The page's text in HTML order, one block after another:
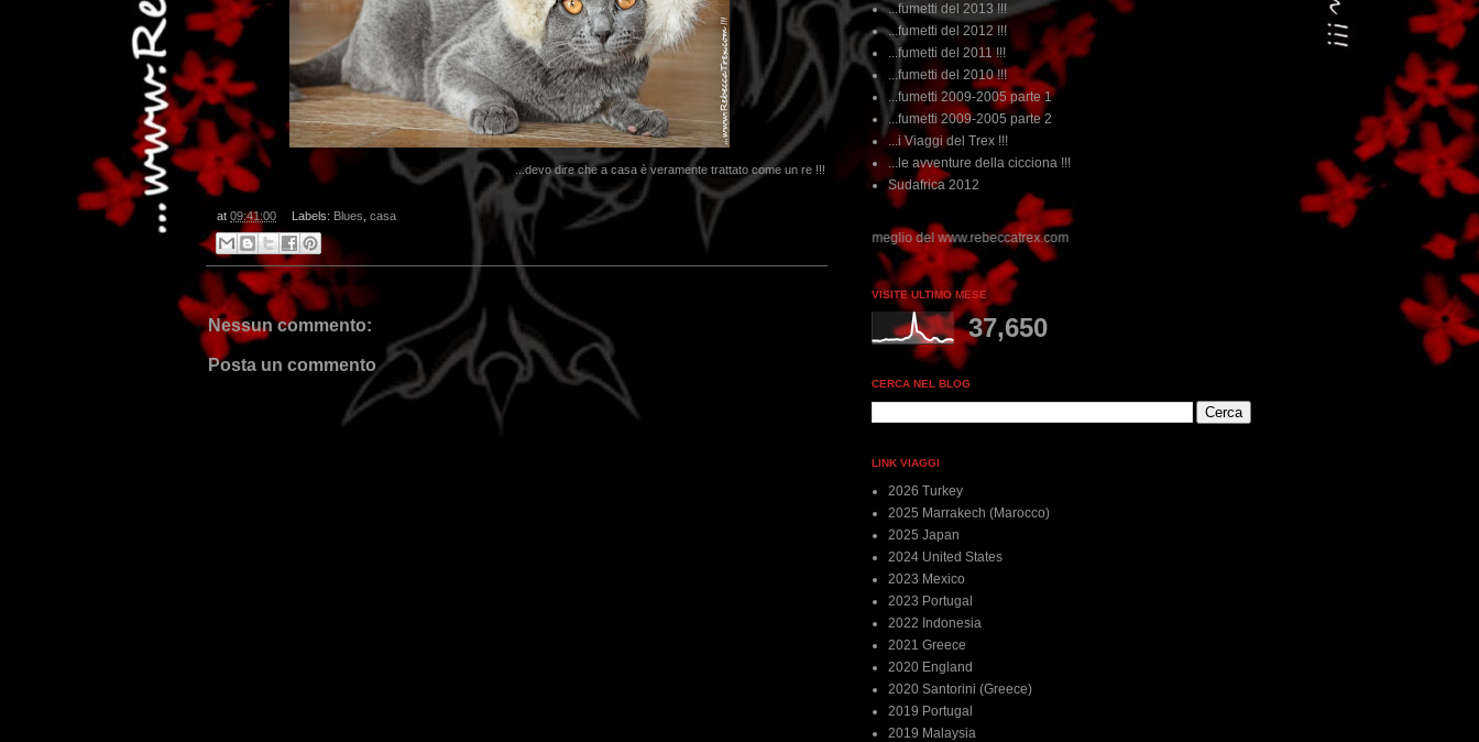
...devo dire che a casa è veramente trattato come un re !!!
at 09:41:00 Labels: Blues casa
Nessun commento:
Posta un commento
...fumetti del 2013 !!!
...fumetti del 2012 !!!
...fumetti del 2011 !!!
...fumetti del 2010 !!!
...fumetti 2009-2005 parte 1
...fumetti 2009-2005 parte 2
...i Viaggi del Trex !!!
...le avventure della cicciona !!!
Sudafrica 2012
...dai non perdere tempo, clikka "qui", c'è il meglio del www.rebeccatrex.com
VISITE ULTIMO MESE
37,650
CERCA NEL BLOG
LINK VIAGGI
2026 Turkey
2025 Marrakech (Marocco)
2025 Japan
2024 United States
2023 Mexico
2023 Portugal
2022 Indonesia
2021 Greece
2020 England
2020 Santorini (Greece)
2019 Portugal
2019 Malaysia